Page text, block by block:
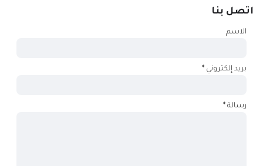
اتصل بنا
الاسم
بريد إلكتروني*
رسالة*